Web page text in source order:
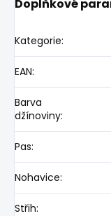
Doplňkové
Kategorie:
EAN:
Barva
džínoviny:
Pas:
Nohavice:
Střih: